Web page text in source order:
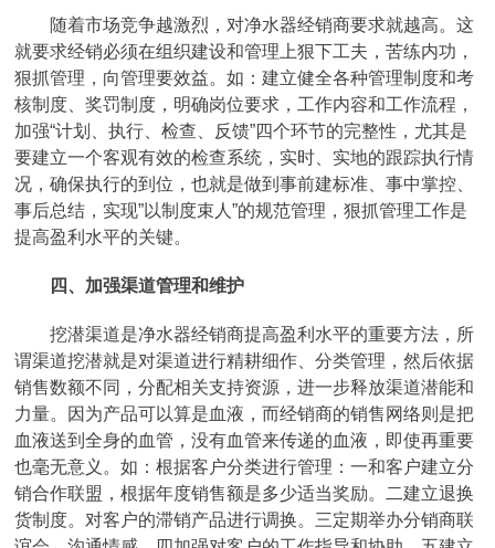
随着市场竞争越激烈，对净水器经销商要求就越高。这
就要求经销必须在组织建设和管理上狠下工夫，苦练内功，
狠抓管理，向管理要效益。如：建立健全各种管理制度和考
核制度、奖罚制度，明确岗位要求，工作内容和工作流程，
加强“计划、执行、检查、反馈”四个环节的完整性，尤其是
要建立一个客观有效的检查系统，实时、实地的跟踪执行情
况，确保执行的到位，也就是做到事前建标准、事中掌控、
事后总结，实现”以制度束人”的规范管理，狠抓管理工作是
提高盈利水平的关键。
四、加强渠道管理和维护
挖潜渠道是净水器经销商提高盈利水平的重要方法，所
谓渠道挖潜就是对渠道进行精耕细作、分类管理，然后依据
销售数额不同，分配相关支持资源，进一步释放渠道潜能和
力量。因为产品可以算是血液，而经销商的销售网络则是把
血液送到全身的血管，没有血管来传递的血液，即使再重要
也毫无意义。如：根据客户分类进行管理：一和客户建立分
销合作联盟，根据年度销售额是多少适当奖励。二建立退换
货制度。对客户的滞销产品进行调换。三定期举办分销商联